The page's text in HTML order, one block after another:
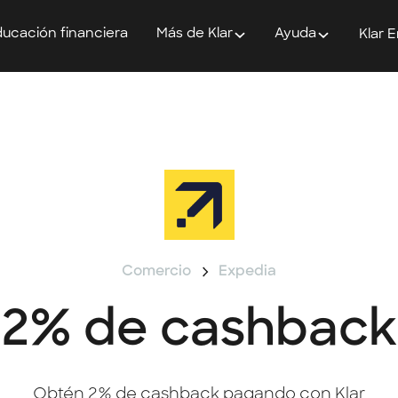
financiera Más de Klar Ayuda Klar
Comercio Expedia
2% de cashback
Obtén 2% de cashback pagando con Klar